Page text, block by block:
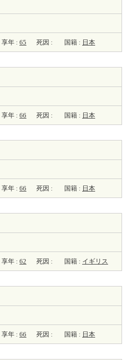
享年 : 65 死因 : 国籍 : 日本
享年 : 66 死因 : 国籍 : 日本
享年 : 66 死因 : 国籍 : 日本
享年 : 62 死因 : 国籍 : イギリス
享年 : 66 死因 : 国籍 : 日本